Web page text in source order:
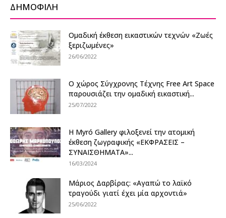
ΔΗΜΟΦΙΛΗ
Oμαδική έκθεση εικαστικών τεχνών «Ζωές
ξεριζωμένες»
26/06/2022
Ο χώρος Σύγχρονης Τέχνης Free Art Space
παρουσιάζει την ομαδική εικαστική...
25/07/2022
Η Myró Gallery φιλοξενεί την ατομική
έκθεση ζωγραφικής «ΕΚΦΡΑΣΕΙΣ –
ΣΥΝΑΙΣΘΗΜΑΤΑ»...
16/03/2024
Μάριος Δαρβίρας: «Αγαπώ το λαϊκό
τραγούδι γιατί έχει μία αρχοντιά»
25/06/2022